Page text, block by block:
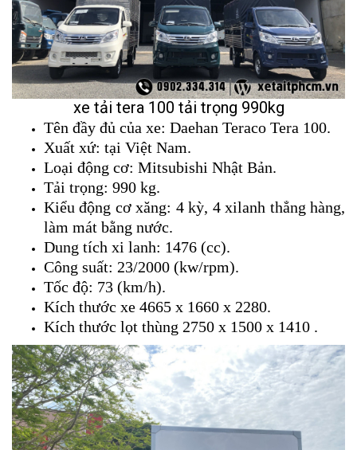
xe tải tera 100 tải trọng 990kg
Tên đầy đủ của xe: Daehan Teraco Tera 100.
Xuất xứ: tại Việt Nam.
Loại động cơ: Mitsubishi Nhật Bản.
Tải trọng: 990 kg.
Kiểu động cơ xăng: 4 kỳ, 4 xilanh thẳng hàng,
làm mát bằng nước.
Dung tích xi lanh: 1476 (cc).
Công suất: 23/2000 (kw/rpm).
Tốc độ: 73 (km/h).
Kích thước xe 4665 x 1660 x 2280.
Kích thước lọt thùng 2750 x 1500 x 1410 .